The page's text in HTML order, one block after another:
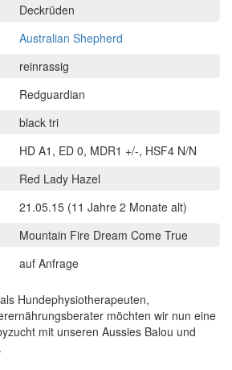
Deckrüden
Australian Shepherd
reinrassig
Redguardian
black tri
HD A1, ED 0, MDR1 +/-, HSF4 N/N
Red Lady Hazel
21.05.15 (11 Jahre 2 Monate alt)
Mountain Fire Dream Come True
auf Anfrage
Hundephysiotherapeuten,
möchten wir nun eine
mit unseren Aussies Balou und